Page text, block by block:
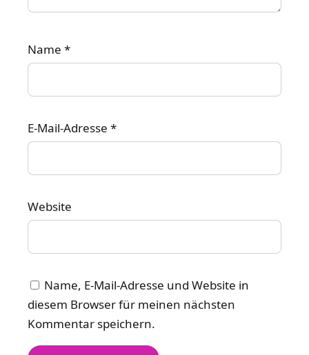
Name *
E-Mail-Adresse *
Website
Name, E-Mail-Adresse und Website in
diesem Browser für meinen nächsten
Kommentar speichern.